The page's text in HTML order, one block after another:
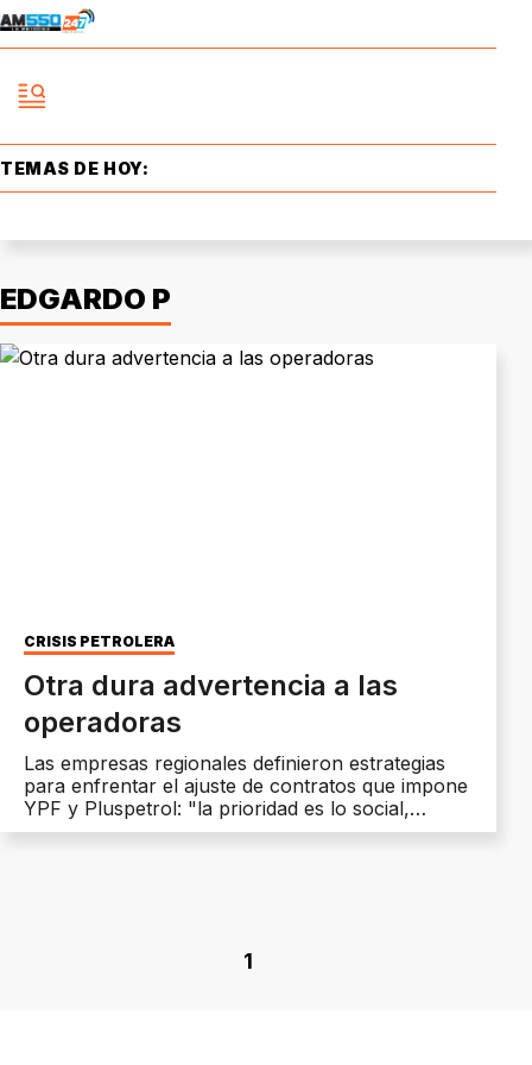
TEMAS DE HOY:
EDGARDO P
CRISIS PETROLERA
Otra dura advertencia a las
operadoras
Las empresas regionales definieron estrategias
para enfrentar el ajuste de contratos que impone
YPF y Pluspetrol: "la prioridad es lo social,
aunque no lo entiendan"
1